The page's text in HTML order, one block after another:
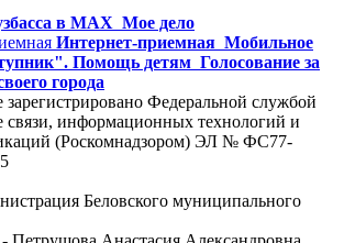
в MAX Мое дело
Интернет-приемная Мобильное
Помощь детям Голосование за
города
Федеральной службой
связи, информационных технологий и
(Роскомнадзором) ЭЛ № ФС77-
Беловского муниципального